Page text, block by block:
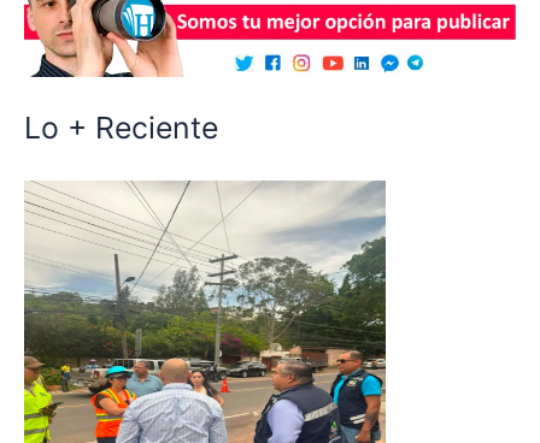
Lo + Reciente